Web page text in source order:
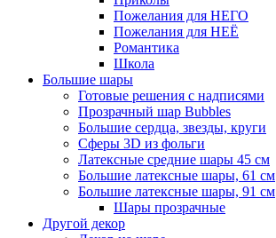
Пожелания для НЕГО
Пожелания для НЕЁ
Романтика
Школа
Большие шары
Готовые решения с надписями
Прозрачный шар Bubbles
Большие сердца, звезды, круги
Сферы 3D из фольги
Латексные средние шары 45 см
Большие латексные шары, 61 см
Большие латексные шары, 91 см
Шары прозрачные
Другой декор